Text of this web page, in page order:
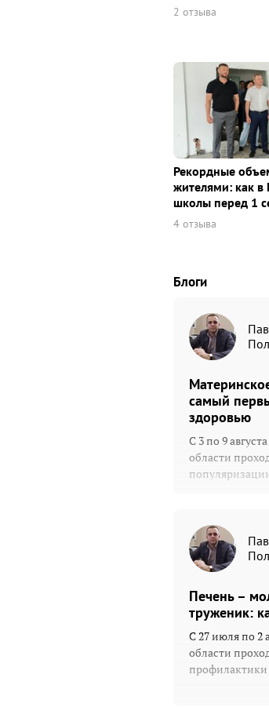
2 отзыва
Рекордные
жителями: как в
школы перед 1
4 отзыва
Блоги
самый
здоровью
С 3 по 9
области
Печень –
труженик:
С 27 июля по 2
области
профилактики